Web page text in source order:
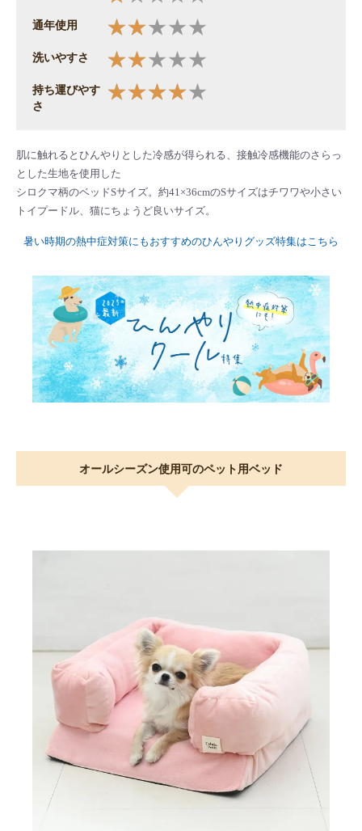
通年使用
洗いやすさ
持ち運びやす
さ
肌に触れるとひんやりとした冷感が得られる、接触冷感機能のさらっ
とした生地を使用した
シロクマ柄のベッドSサイズ。約41×36cmのSサイズはチワワや小さい
トイプードル、猫にちょうど良いサイズ。
暑い時期の熱中症対策にもおすすめのひんやりグッズ特集はこちら
オールシーズン使用可のペット用ベッド